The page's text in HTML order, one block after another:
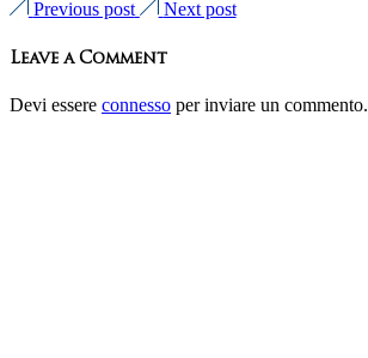
Previous post Next post
Leave a Comment
Devi essere connesso per inviare un commento.